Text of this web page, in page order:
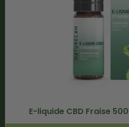
E-liquide CBD Fraise